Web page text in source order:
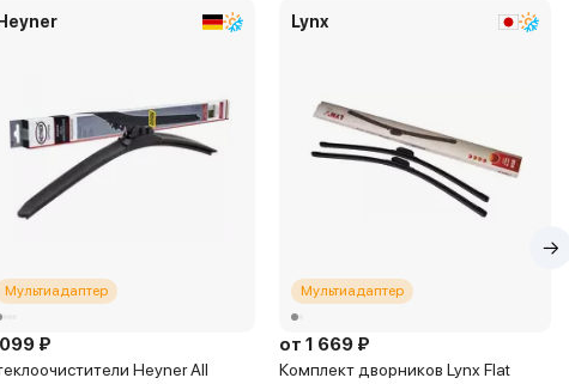
Heyner
Мультиадаптер
₽
Heyner All
Lynx
Мультиадаптер
от 1 669 ₽
Комплект дворников Lynx Flat